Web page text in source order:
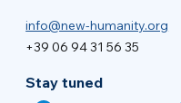
info@new-humanity.org
+39 06 94 31 56 35
Stay tuned